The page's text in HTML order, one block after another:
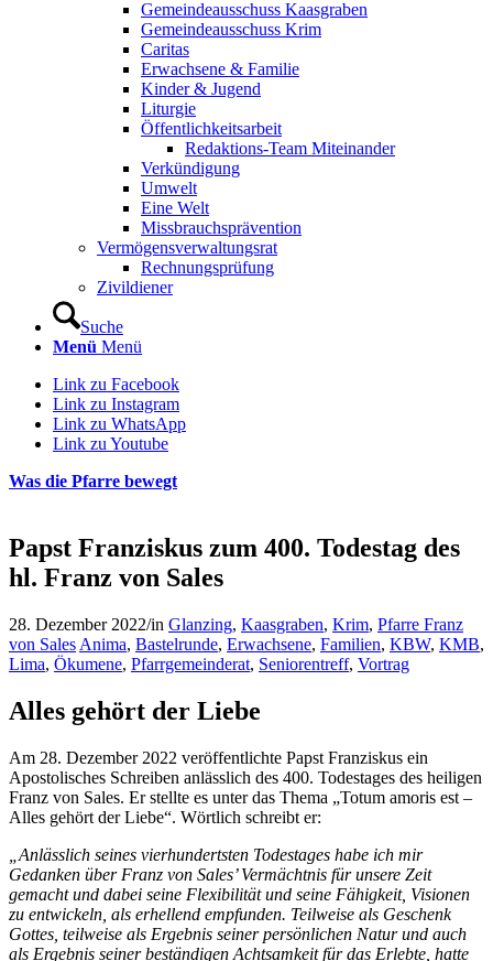
Gemeindeausschuss Kaasgraben
Gemeindeausschuss Krim
Caritas
Erwachsene & Familie
Kinder & Jugend
Liturgie
Öffentlichkeitsarbeit
Redaktions-Team Miteinander
Verkündigung
Umwelt
Eine Welt
Missbrauchsprävention
Vermögensverwaltungsrat
Rechnungsprüfung
Zivildiener
Suche
Menü Menü
Link zu Facebook
Link zu Instagram
Link zu WhatsApp
Link zu Youtube
Was die Pfarre bewegt
Papst Franziskus zum 400. Todestag des
hl. Franz von Sales
28. Dezember 2022/in Glanzing, Kaasgraben, Krim, Pfarre Franz
von Sales Anima, Bastelrunde, Erwachsene, Familien, KBW, KMB,
Lima, Ökumene, Pfarrgemeinderat, Seniorentreff, Vortrag
Alles gehört der Liebe
Am 28. Dezember 2022 veröffentlichte Papst Franziskus ein
Apostolisches Schreiben anlässlich des 400. Todestages des heiligen
Franz von Sales. Er stellte es unter das Thema „Totum amoris est –
Alles gehört der Liebe“. Wörtlich schreibt er:
„Anlässlich seines vierhundertsten Todestages habe ich mir
Gedanken über Franz von Sales’ Vermächtnis für unsere Zeit
gemacht und dabei seine Flexibilität und seine Fähigkeit, Visionen
zu entwickeln, als erhellend empfunden. Teilweise als Geschenk
Gottes, teilweise als Ergebnis seiner persönlichen Natur und auch
als Ergebnis seiner beständigen Achtsamkeit für das Erlebte, hatte